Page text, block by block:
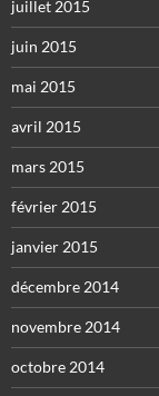
juillet 2015
juin 2015
mai 2015
avril 2015
mars 2015
février 2015
janvier 2015
décembre 2014
novembre 2014
octobre 2014